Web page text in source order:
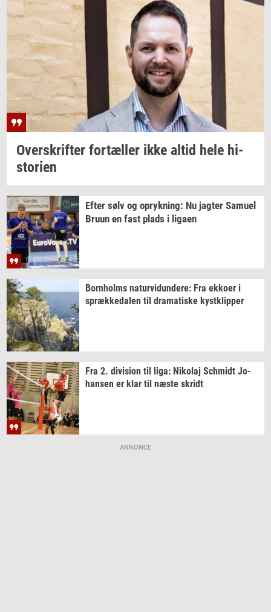
Over­skrif­ter for­tæl­ler ikke altid hele hi­
sto­ri­en
Efter sølv og op­ryk­ning: Nu jag­ter Samu­el
Bruun en fast plads i liga­en
Born­holms na­tur­vi­dun­de­re: Fra ek­ko­er i
spræk­ke­da­len til dra­ma­ti­ske kyst­klip­per
Fra 2. di­vi­sion til liga: Ni­ko­laj Sch­midt Jo­
han­sen er klar til næste skridt
ANNONCE